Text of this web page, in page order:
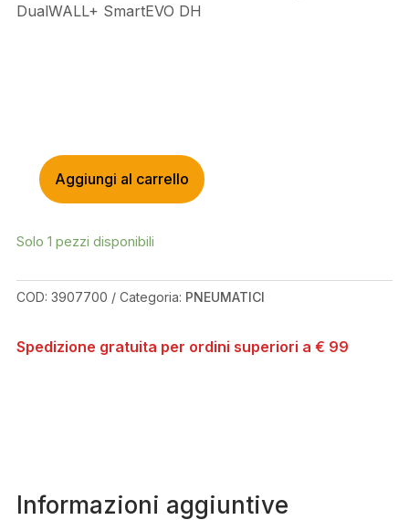
DualWALL+ SmartEVO DH
PIRELLI
SCORPION
DH
29
60
Aggiungi al carrello
Solo 1 pezzi disponibili
COD: 3907700 Categoria: PNEUMATICI
Spedizione gratuita per ordini superiori a € 99
Informazioni aggiuntive